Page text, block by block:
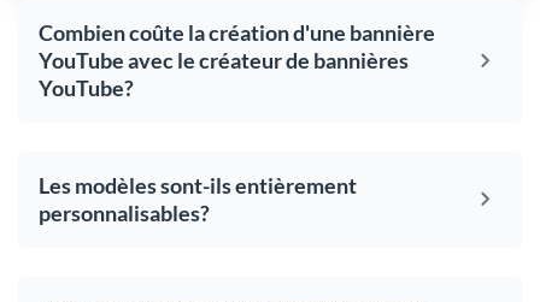
Combien coûte la création d'une bannière
YouTube avec le créateur de bannières
YouTube?
Les modèles sont-ils entièrement
personnalisables?